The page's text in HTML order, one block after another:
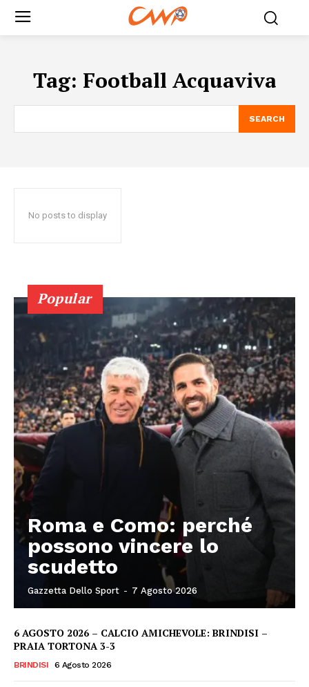
Tag: Football Acquaviva
SEARCH
No posts to display
Popular
Roma e Como: perché
possono vincere lo
scudetto
Gazzetta Dello Sport - 7 Agosto 2026
6 AGOSTO 2026 – CALCIO AMICHEVOLE: BRINDISI –
PRAIA TORTONA 3-3
BRINDISI 6 Agosto 2026